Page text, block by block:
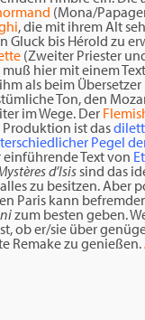
(Mona/
, die mit ihrem Alt
Gluck bis Hérold zu
(Zweiter Priester
muß hier mit einem
als beim
Ton, den
im Wege. Der
Produktion ist das
Pegel
einführende Text von
d’Isissind das
zu besitzen. Aber
Paris kann
zum besten geben.
ob er/sie über
Remake zu genießen.